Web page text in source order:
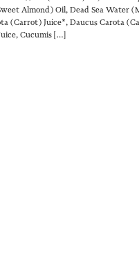
Almond) Oil, Dead Sea Water
(Carrot) Juice*, Daucus Carota
Cucumis […]